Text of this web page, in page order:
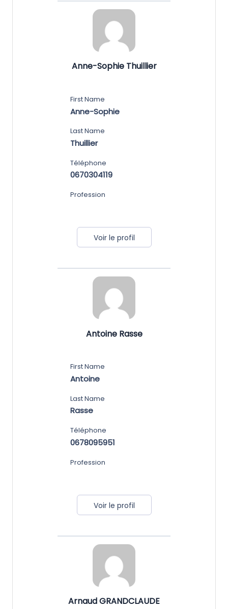
Anne-Sophie Thuillier
First Name
Anne-Sophie
Last Name
Thuillier
Téléphone
0670304119
Profession
Voir le profil
Antoine Rasse
First Name
Antoine
Last Name
Rasse
Téléphone
0678095951
Profession
Voir le profil
Arnaud GRANDCLAUDE